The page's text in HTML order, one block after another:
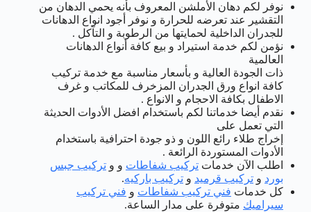
نوفر لكم دهان الأملشن المعروف بأنه يحمي الدهان من
التقشير عند تعرضه للحرارة و نوفر أجود انواع الدهانات
للجدران الداخلية لحمايتها من الرطوبة و التآكل .
نؤمن لكم خدمة استيراد و بيع كافة أنواع الدهانات
العالمية
ذات الجودة العالية و بأسعار مناسبة مع خدمة تركيب
كافة انواع ورق الجدران المزخرف للمكاتب و غرف
الاطفال بكافة الاحجام و الانواع .
نقدم أيضا خدماتنا لكم باستخدام افضل الأدوات الحديثة
التي تعمل على
إخراج طلاء رائع اللون و ذو جودة احترافية باستخدام
الأدوات المستوردة الرائعة .
اطلب الآن خدمات تركيب شفاطات و و تركيب جبس
بورد و تركيب قرميد و تركيب باركيه.
كل خدمات فني تركيب شفاطات و فني تركيب
سيراميك متوفرة على مدار الساعة.